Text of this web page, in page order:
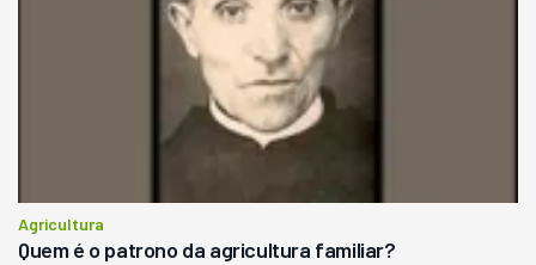
Agricultura
Quem é o patrono da agricultura familiar?